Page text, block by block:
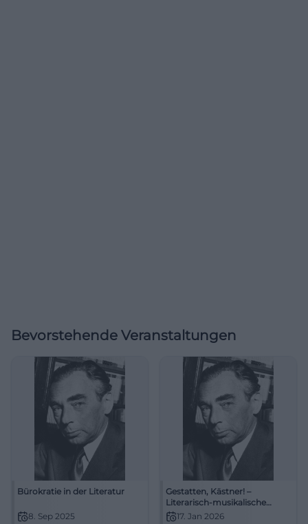
Bevorstehende Veranstaltungen
Bürokratie in der Literatur
8. Sep 2025
Gestatten, Kästner! –
Literarisch-musikalische
Revue17. Jan 2026